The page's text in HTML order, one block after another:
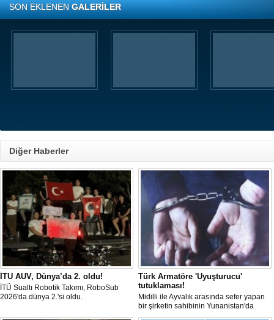
SON EKLENENGALERİLER
Diğer Haberler
İTU AUV, Dünya’da 2. oldu!
İTÜ Sualtı Robotik Takımı, RoboSub
2026'da dünya 2.'si oldu.
Türk Armatöre 'Uyuşturucu'
tutuklaması!
Midilli ile Ayvalık arasında sefer yapan
bir şirketin sahibinin Yunanistan'da
tutuklandığı bildirildi.